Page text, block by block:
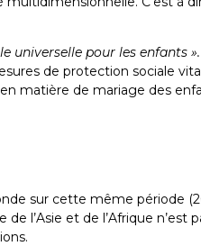
universelle pour les enfants ».
de protection sociale
matière de mariage des
sur cette même période
l’Asie et de l’Afrique n’est